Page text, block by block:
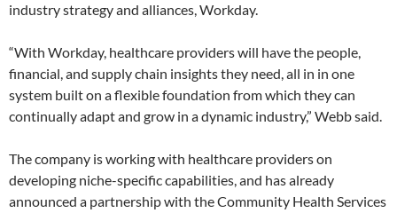
industry strategy and alliances, Workday.
“With Workday, healthcare providers will have the people,
financial, and supply chain insights they need, all in in one
system built on a flexible foundation from which they can
continually adapt and grow in a dynamic industry,” Webb said.
The company is working with healthcare providers on
developing niche-specific capabilities, and has already
announced a partnership with the Community Health Services